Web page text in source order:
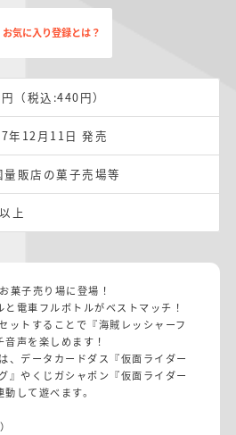
お気に入り登録とは？
（税込:440円）
年12月11日 発売
量販店の菓子売場等
上
菓子売り場に登場！
電車フルボトルがベストマッチ！
ットすることで『海賊レッシャーフ
声を楽しめます！
、データカードダス『仮面ライダー
』やくじガシャポン『仮面ライダー
して遊べます。